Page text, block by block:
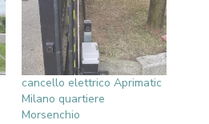
cancello elettrico Aprimatic
Milano quartiere
Morsenchio